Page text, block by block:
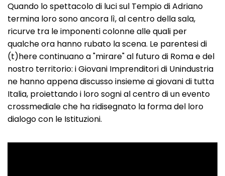
Quando lo spettacolo di luci sul Tempio di Adriano
termina loro sono ancora lì, al centro della sala,
ricurve tra le imponenti colonne alle quali per
qualche ora hanno rubato la scena. Le parentesi di
(t)here continuano a "mirare" al futuro di Roma e del
nostro territorio: i Giovani Imprenditori di Unindustria
ne hanno appena discusso insieme ai giovani di tutta
Italia, proiettando i loro sogni al centro di un evento
crossmediale che ha ridisegnato la forma del loro
dialogo con le Istituzioni.